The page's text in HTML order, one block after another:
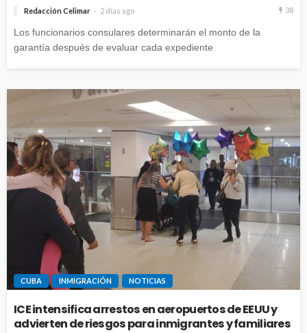
Redacción Celimar 2 días ago 38
Los funcionarios consulares determinarán el monto de la
garantía después de evaluar cada expediente
CUBA INMIGRACIÓN NOTICIAS
ICE intensifica arrestos en aeropuertos de EEUU y
advierten de riesgos para inmigrantes y familiares